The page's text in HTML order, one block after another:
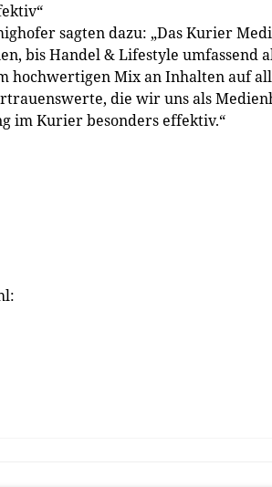
sagten dazu: „Das Kurier
bis Handel & Lifestyle umfassend
hochwertigen Mix an Inhalten auf
die wir uns als
im Kurier besonders effektiv.“